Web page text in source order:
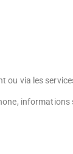
ou via les